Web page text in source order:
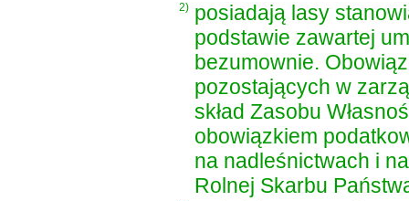
2) posiadają lasy
podstawie zawartej
bezumownie.
pozostających w
skład Zasobu
obowiązkiem
na nadleśnictwach i
Rolnej Skarbu